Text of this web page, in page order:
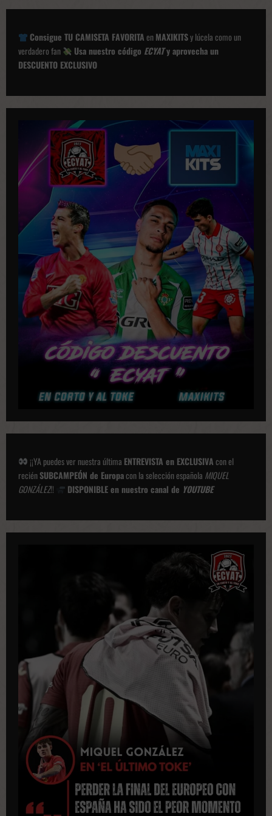
a
i
ó
d
u
b
c
a
o
Consigue TU CAMISETA FAVORITAenMAXIKITSy lúcela como un
verdadero fan
Usa nuestro código ECYATy aprovecha un
DESCUENTO EXCLUSIVO
¡¡YA puedes ver nuestra última ENTREVISTA en EXCLUSIVAcon el
reciénSUBCAMPEÓN de Europacon la selección española MIQUEL
GONZÁLEZ!! DISPONIBLE en nuestro canal de YOUTUBE